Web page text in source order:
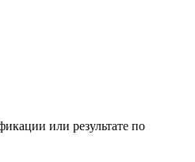
или результате по